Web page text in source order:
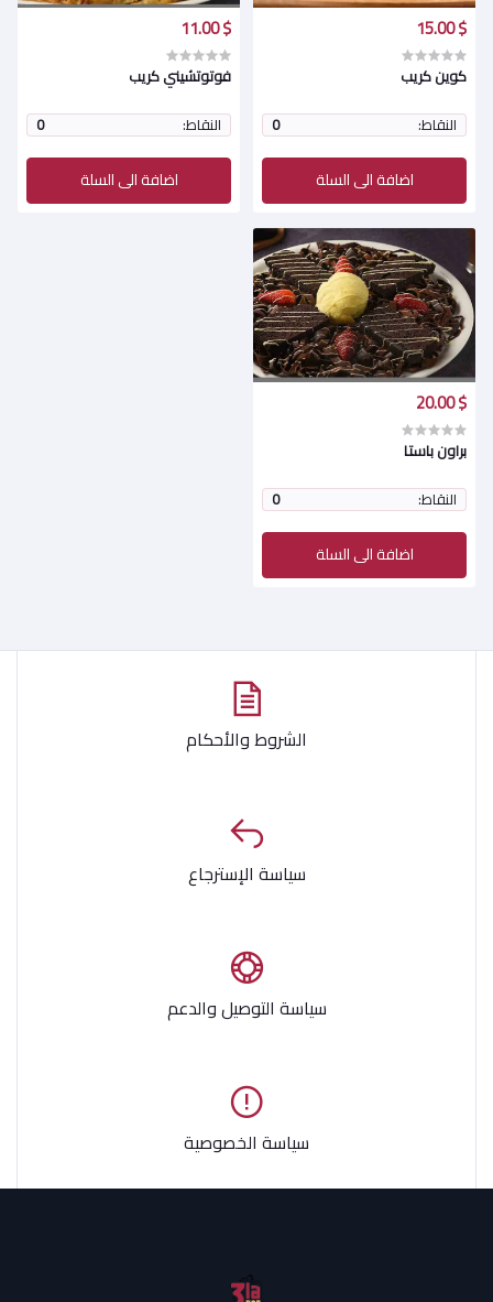
$ 15.00
كوين كريب
النقاط:
0
اضافة الى السلة
$ 11.00
فوتوتشيني كريب
النقاط:
0
اضافة الى السلة
$ 20.00
براون باستا
النقاط:
0
اضافة الى السلة
الشروط والأحكام
سياسة الإسترجاع
سياسة التوصيل والدعم
سياسة الخصوصية